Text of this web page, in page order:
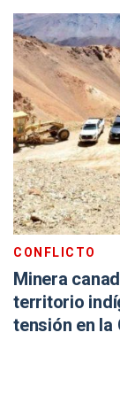
CONFLICTO
Minera
territorio
tensión en la